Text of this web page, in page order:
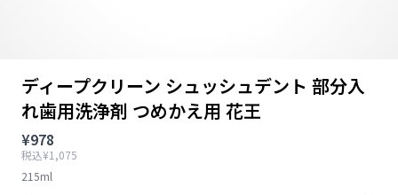
ディープクリーン シュッシュデント 部分入
れ歯用洗浄剤 つめかえ用 花王
¥978
税込¥1,075
215ml